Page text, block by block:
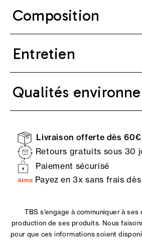
Composition
Entretien
Qualités
Livraison offerte dès
Retours gratuits sous 30
Paiement sécurisé
Payez en 3x sans frais
TBS s'engage à communiquer à
production de ses produits. Nous
pour que ces informations soient